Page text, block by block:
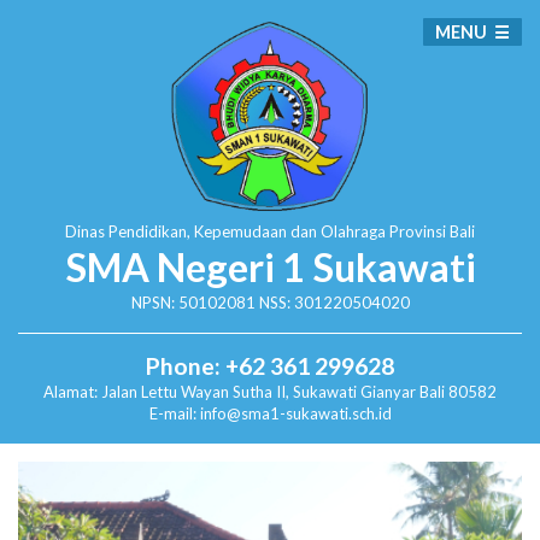
Dinas Pendidikan, Kepemudaan dan Olahraga Provinsi Bali
SMA Negeri 1 Sukawati
NPSN: 50102081 NSS: 301220504020
Phone: +62 361 299628
Alamat: Jalan Lettu Wayan Sutha II, SukawatiGianyar Bali 80582
E-mail: info@sma1-sukawati.sch.id
MENU